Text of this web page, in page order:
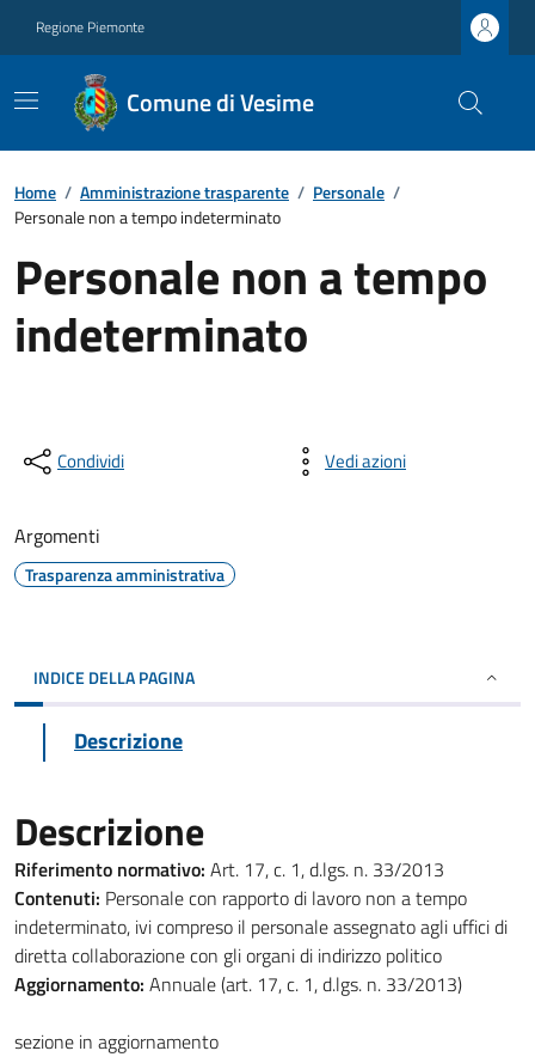
Regione Piemonte
Comune di Vesime
Home / Amministrazione trasparente / Personale /
Personale non a tempo indeterminato
Personale non a tempo
indeterminato
Condividi Vedi azioni
Argomenti
Trasparenza amministrativa
INDICE DELLA PAGINA
Descrizione
Descrizione
Riferimento normativo: Art. 17, c. 1, d.lgs. n. 33/2013
Contenuti: Personale con rapporto di lavoro non a tempo
indeterminato, ivi compreso il personale assegnato agli uffici di
diretta collaborazione con gli organi di indirizzo politico
Aggiornamento: Annuale (art. 17, c. 1, d.lgs. n. 33/2013)
sezione in aggiornamento